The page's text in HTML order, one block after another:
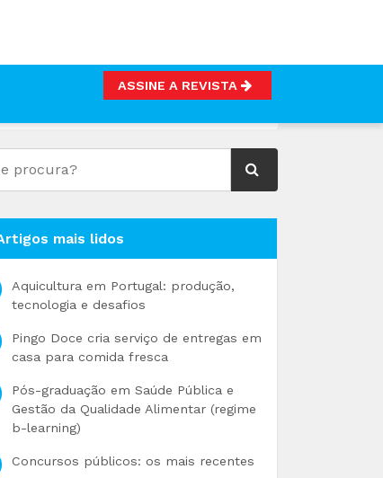
ASSINE A REVISTA
mais lidos
Aquicultura em Portugal: produção,
tecnologia e desafios
Pingo Doce cria serviço de entregas em
casa para comida fresca
Pós-graduação em Saúde Pública e
Gestão da Qualidade Alimentar (regime
b-learning)
Concursos públicos: os mais recentes